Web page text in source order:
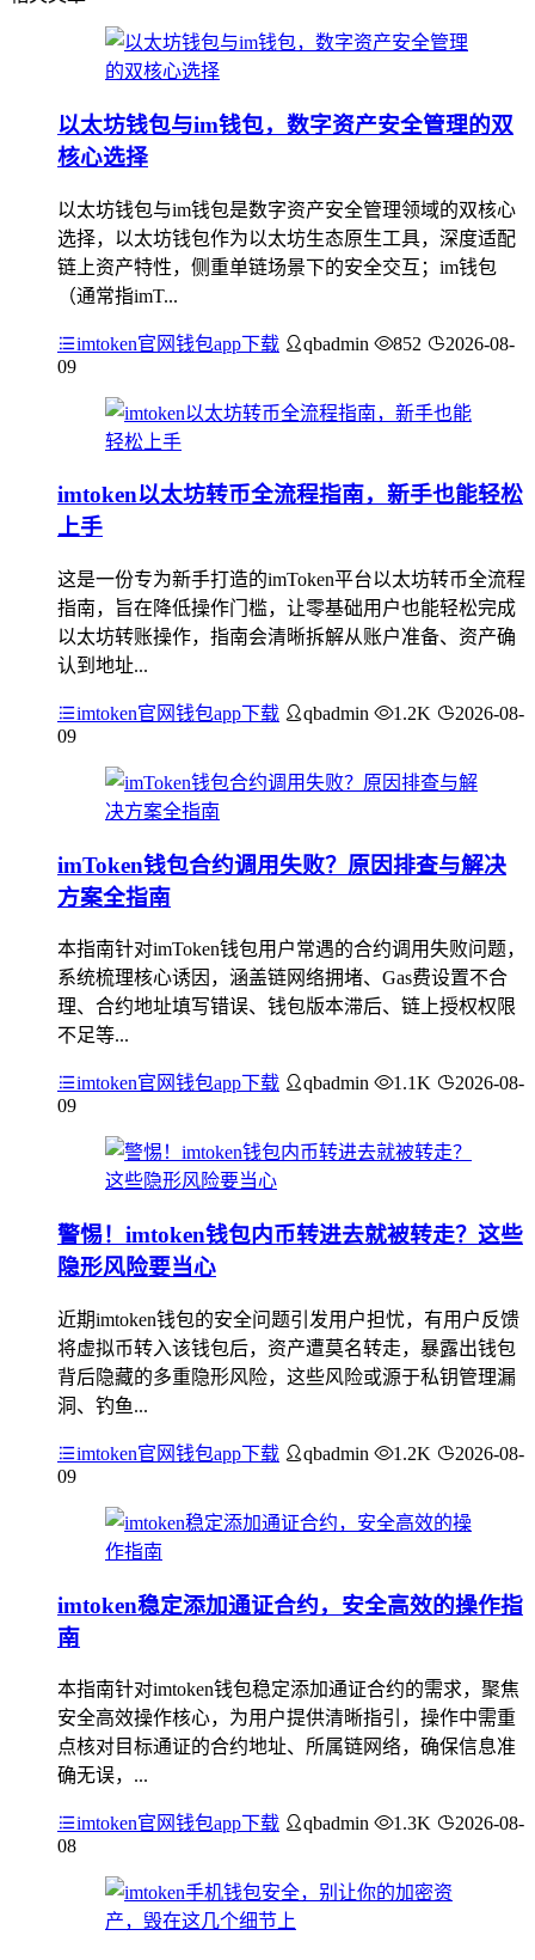
以太坊钱包与im钱包，数字资产安全管理的双
核心选择
以太坊钱包与im钱包是数字资产安全管理领域的双核心
选择，以太坊钱包作为以太坊生态原生工具，深度适配
链上资产特性，侧重单链场景下的安全交互；im钱包
（通常指imT...
imtoken官网钱包app下载 qbadmin 852
2026-08-
09
imtoken以太坊转币全流程指南，新手也能轻松
上手
这是一份专为新手打造的imToken平台以太坊转币全流程
指南，旨在降低操作门槛，让零基础用户也能轻松完成
以太坊转账操作，指南会清晰拆解从账户准备、资产确
认到地址...
imtoken官网钱包app下载 qbadmin 1.2K
2026-08-
09
imToken钱包合约调用失败？原因排查与解决
方案全指南
本指南针对imToken钱包用户常遇的合约调用失败问题，
系统梳理核心诱因，涵盖链网络拥堵、Gas费设置不合
理、合约地址填写错误、钱包版本滞后、链上授权权限
不足等...
imtoken官网钱包app下载 qbadmin 1.1K
2026-08-
09
警惕！imtoken钱包内币转进去就被转走？这些
隐形风险要当心
近期imtoken钱包的安全问题引发用户担忧，有用户反馈
将虚拟币转入该钱包后，资产遭莫名转走，暴露出钱包
背后隐藏的多重隐形风险，这些风险或源于私钥管理漏
洞、钓鱼...
imtoken官网钱包app下载 qbadmin 1.2K
2026-08-
09
imtoken稳定添加通证合约，安全高效的操作指
南
本指南针对imtoken钱包稳定添加通证合约的需求，聚焦
安全高效操作核心，为用户提供清晰指引，操作中需重
点核对目标通证的合约地址、所属链网络，确保信息准
确无误，...
imtoken官网钱包app下载 qbadmin 1.3K
2026-08-
08